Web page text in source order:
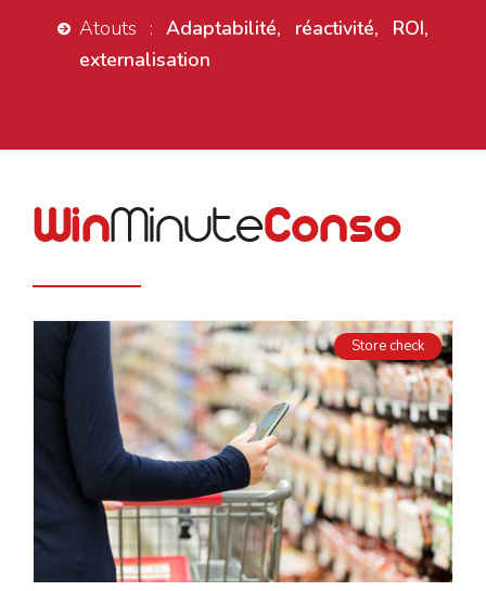
Atouts : Adaptabilité, réactivité, ROI,
externalisation
WinMinuteConso
Store check